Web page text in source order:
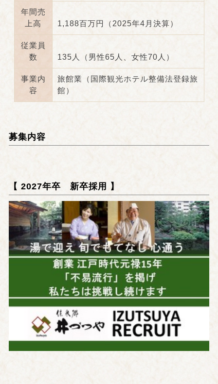
年間売
上高
1,188百万円（2025年4月決算）
従業員
数
135人（男性65人、女性70人）
事業内
容
旅館業（国際観光ホテル整備法登録旅
館）
募集内容
【 2027年卒 新卒採用 】